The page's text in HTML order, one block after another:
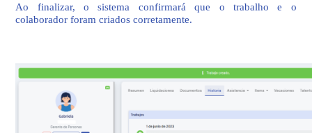
Ao finalizar, o sistema confirmará que o trabalho e o
colaborador foram criados corretamente.